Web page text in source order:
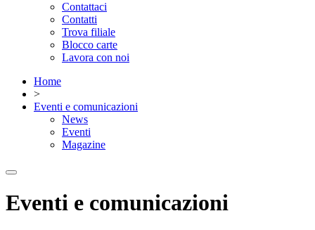
Contattaci
Contatti
Trova filiale
Blocco carte
Lavora con noi
Home
>
Eventi e comunicazioni
News
Eventi
Magazine
Eventi e comunicazioni